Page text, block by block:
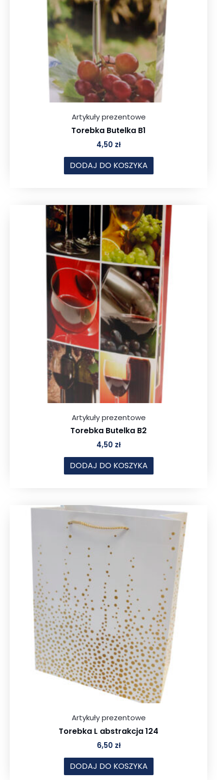
Artykuły prezentowe
Torebka Butelka B1
4,50 zł
DODAJ DO KOSZYKA
Artykuły prezentowe
Torebka Butelka B2
4,50 zł
DODAJ DO KOSZYKA
Artykuły prezentowe
Torebka L abstrakcja 124
6,50 zł
DODAJ DO KOSZYKA